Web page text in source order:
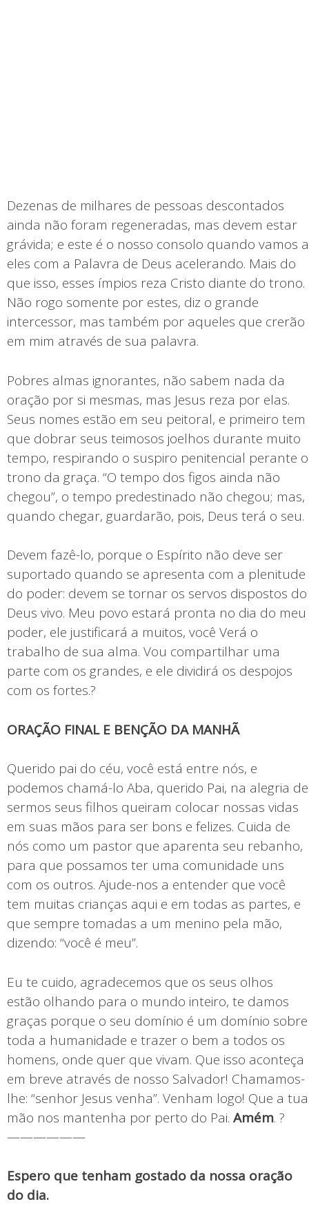
Dezenas de milhares de pessoas descontados
ainda não foram regeneradas, mas devem estar
grávida; e este é o nosso consolo quando vamos a
eles com a Palavra de Deus acelerando. Mais do
que isso, esses ímpios reza Cristo diante do trono.
Não rogo somente por estes, diz o grande
intercessor, mas também por aqueles que crerão
em mim através de sua palavra.
Pobres almas ignorantes, não sabem nada da
oração por si mesmas, mas Jesus reza por elas.
Seus nomes estão em seu peitoral, e primeiro tem
que dobrar seus teimosos joelhos durante muito
tempo, respirando o suspiro penitencial perante o
trono da graça. “O tempo dos figos ainda não
chegou”, o tempo predestinado não chegou; mas,
quando chegar, guardarão, pois, Deus terá o seu.
Devem fazê-lo, porque o Espírito não deve ser
suportado quando se apresenta com a plenitude
do poder: devem se tornar os servos dispostos do
Deus vivo. Meu povo estará pronta no dia do meu
poder, ele justificará a muitos, você Verá o
trabalho de sua alma. Vou compartilhar uma
parte com os grandes, e ele dividirá os despojos
com os fortes.?
ORAÇÃO FINAL E BENÇÃO DA MANHÃ
Querido pai do céu, você está entre nós, e
podemos chamá-lo Aba, querido Pai, na alegria de
sermos seus filhos queiram colocar nossas vidas
em suas mãos para ser bons e felizes. Cuida de
nós como um pastor que aparenta seu rebanho,
para que possamos ter uma comunidade uns
com os outros. Ajude-nos a entender que você
tem muitas crianças aqui e em todas as partes, e
que sempre tomadas a um menino pela mão,
dizendo: “você é meu”.
Eu te cuido, agradecemos que os seus olhos
estão olhando para o mundo inteiro, te damos
graças porque o seu domínio é um domínio sobre
toda a humanidade e trazer o bem a todos os
homens, onde quer que vivam. Que isso aconteça
em breve através de nosso Salvador! Chamamos-
lhe: “senhor Jesus venha”. Venham logo! Que a tua
mão nos mantenha por perto do Pai. Amém. ?
——————
Espero que tenham gostado da nossa oração
do dia.